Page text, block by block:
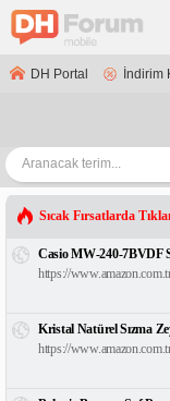
DH Portal İndirim
Sıcak Fırsatlarda
Casio MW-240-7BVDF
https://
Kristal Natürel Sızma
https://